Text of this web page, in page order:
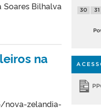
Soares Bilhalva
na
nova-zelandia-
30 31